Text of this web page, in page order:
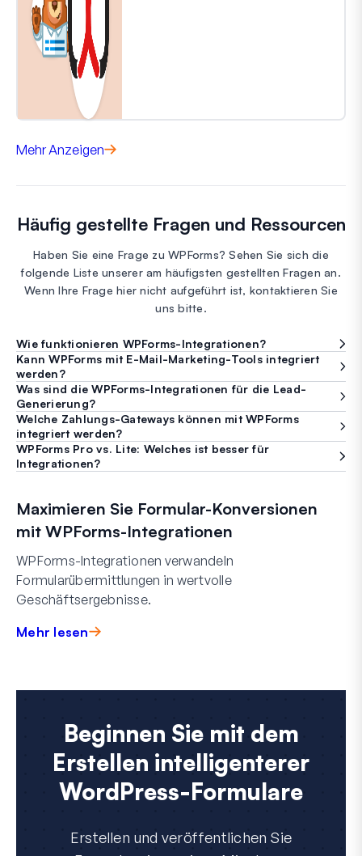
Mehr Anzeigen
Häufig gestellte Fragen und Ressourcen
Haben Sie eine Frage zu WPForms? Sehen Sie sich die
folgende Liste unserer am häufigsten gestellten Fragen an.
Wenn Ihre Frage hier nicht aufgeführt ist, kontaktieren Sie
uns bitte.
Wie funktionieren WPForms-Integrationen?
Kann WPForms mit E-Mail-Marketing-Tools integriert
werden?
Was sind die WPForms-Integrationen für die Lead-
Generierung?
Welche Zahlungs-Gateways können mit WPForms
integriert werden?
WPForms Pro vs. Lite: Welches ist besser für
Integrationen?
Maximieren Sie Formular-Konversionen
mit WPForms-Integrationen
WPForms-Integrationen verwandeln
Formularübermittlungen in wertvolle
Geschäftsergebnisse.
Mehr lesen
Beginnen Sie mit dem
Erstellen intelligenterer
WordPress-Formulare
Erstellen und veröffentlichen Sie